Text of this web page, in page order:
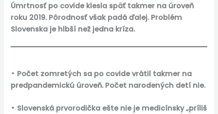
Úmrtnosť po covide klesla späť takmer na úroveň
roku 2019. Pôrodnosť však padá ďalej. Problém
Slovenska je hlbší než jedna kríza.
• Počet zomretých sa po covide vrátil takmer na
predpandemickú úroveň. Počet narodených detí nie.
• Slovenská prvorodička ešte nie je medicínsky „príliš